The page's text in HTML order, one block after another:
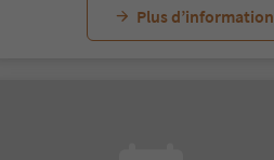
Plus d’information